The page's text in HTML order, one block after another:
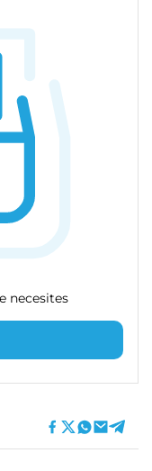
necesites